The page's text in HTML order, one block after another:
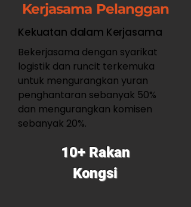
Kerjasama Pelanggan
Kekuatan dalam Kerjasama
Bekerjasama dengan syarikat
logistik dan runcit terkemuka
untuk mengurangkan yuran
penghantaran sebanyak 50%
dan mengurangkan komisen
sebanyak 20%.
10+ Rakan
Kongsi